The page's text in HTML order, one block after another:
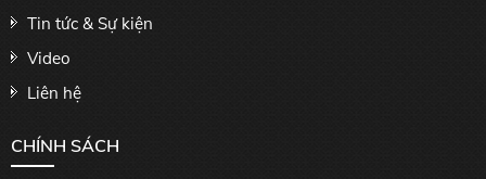
Tin tức & Sự kiện
Video
Liên hệ
CHÍNH SÁCH